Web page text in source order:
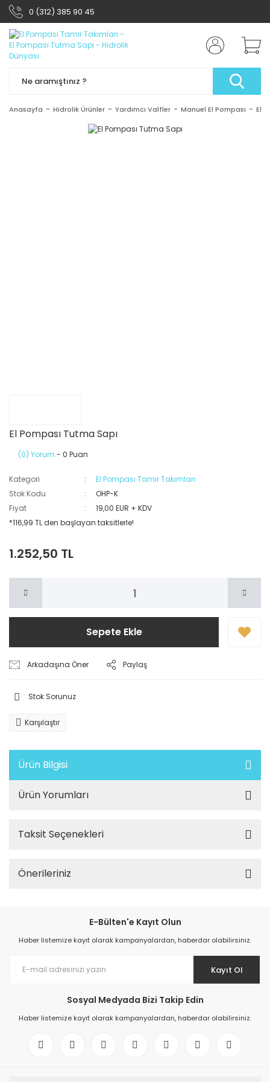
0 (312) 385 90 45
Anasayfa Hidrolik Ürünler Yardımcı Valfler Manuel El Pompası El
El Pompası Tutma Sapı
(0) Yorum - 0 Puan
Kategori
El Pompası Tamir Takımları
Stok Kodu
OHP-K
Fiyat
19,00 EUR + KDV
*116,99 TL den başlayan taksitlerle!
1.252,50 TL
Sepete Ekle
Arkadaşına Öner Paylaş
Stok Sorunuz
Karşılaştır
Ürün Bilgisi
Ürün Yorumları
Taksit Seçenekleri
Önerileriniz
E-Bülten'e Kayıt Olun
Haber listemize kayıt olarak kampanyalardan, haberdar olabilirsiniz.
Kayıt Ol
Sosyal Medyada Bizi Takip Edin
Haber listemize kayıt olarak kampanyalardan, haberdar olabilirsiniz.